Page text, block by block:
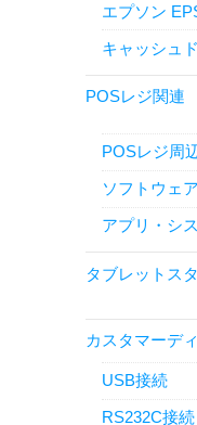
エプソン
キャッシュ
POSレジ関連
POSレジ周
ソフトウェア
アプリ・シ
タブレットス
カスタマーデ
USB接続
RS232C接続